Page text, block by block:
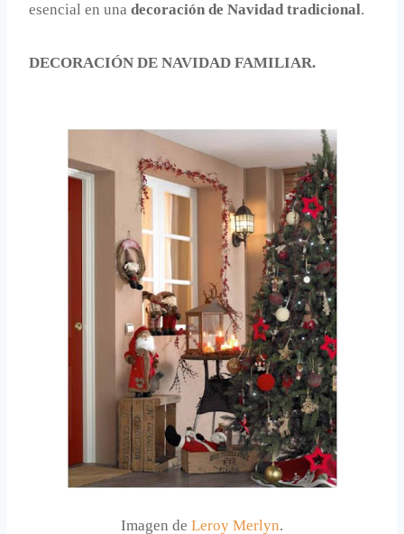
esencial en una decoración de Navidad tradicional.
DECORACIÓN DE NAVIDAD FAMILIAR.
Imagen de Leroy Merlyn.